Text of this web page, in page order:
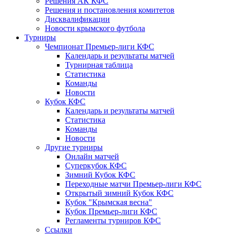
Решения и постановления комитетов
Дисквалификации
Новости крымского футбола
Турниры
Чемпионат Премьер-лиги КФС
Календарь и результаты матчей
Турнирная таблица
Статистика
Команды
Новости
Кубок КФС
Календарь и результаты матчей
Статистика
Команды
Новости
Другие турниры
Онлайн матчей
Суперкубок КФС
Зимний Кубок КФС
Переходные матчи Премьер-лиги КФС
Открытый зимний Кубок КФС
Кубок "Крымская весна"
Кубок Премьер-лиги КФС
Регламенты турниров КФС
Ссылки